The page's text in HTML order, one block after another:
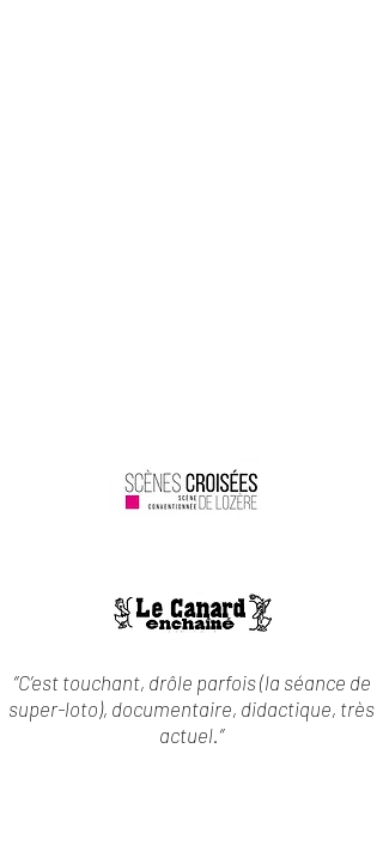
‘’C’est touchant, drôle parfois (la séance de
super-loto), documentaire, didactique, très
actuel.‘’